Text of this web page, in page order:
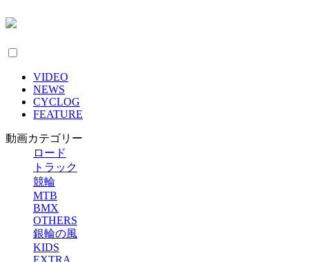
VIDEO
NEWS
CYCLOG
FEATURE
動画カテゴリー
ロード
トラック
競輪
MTB
BMX
OTHERS
銀輪の風
KIDS
EXTRA